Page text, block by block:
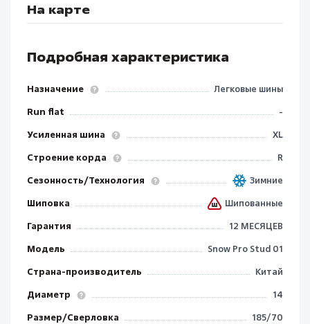
На карте
Подробная характеристика
Назначение
Легковые шины
Run flat
-
Усиленная шина
XL
Строение корда
R
Сезонность/Технология
Зимние
Шиповка
Шипованные
Гарантия
12 МЕСЯЦЕВ
Модель
Snow Pro Stud 01
Страна-производитель
Китай
Диаметр
14
Размер/Сверловка
185/70